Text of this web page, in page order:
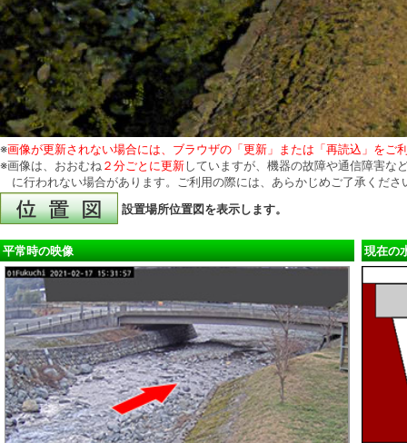
※画像が更新されない場合には、ブラウザの「更新」または「再読込」をご
※画像は、おおむね ２分ごとに更新していますが、機器の故障や通信障害な
に行われない場合があります。ご利用の際には、あらかじめご了承くださ
設置場所位置図を表示します。
平常時の映像 現在の